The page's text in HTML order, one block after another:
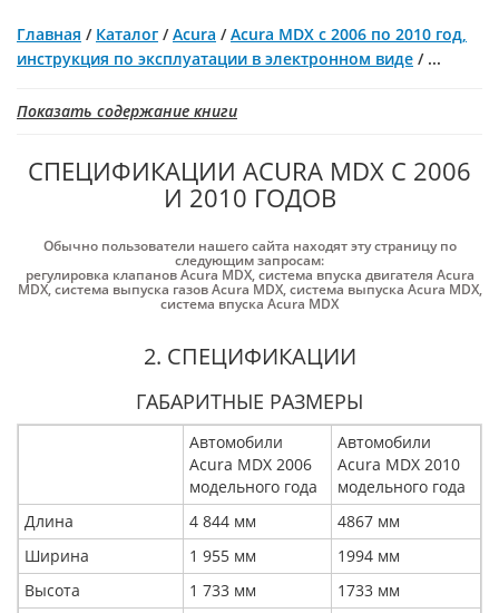
Главная / Каталог /Acura /Acura MDX с 2006 по 2010 год,
инструкция по эксплуатации в электронном виде / ...
Показать содержание книги
СПЕЦИФИКАЦИИ ACURA MDX С 2006
И 2010 ГОДОВ
Обычно пользователи нашего сайта находят эту страницу по
следующим запросам:
регулировка клапанов Acura MDX,система впуска двигателя Acura
MDX,система выпуска газов Acura MDX,система выпуска Acura MDX,
система впуска Acura MDX
2. СПЕЦИФИКАЦИИ
ГАБАРИТНЫЕ РАЗМЕРЫ
Автомобили
Acura МDX 2006
модельного года
Автомобили
Acura МDX 2010
модельного года
Длина
4 844 мм
4867 мм
Ширина
1 955 мм
1994 мм
Высота
1 733 мм
1733 мм